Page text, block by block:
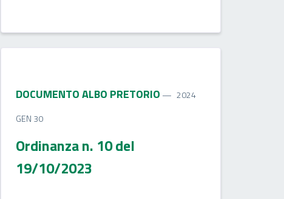
DOCUMENTO ALBO PRETORIO
2024
GEN 30
Ordinanza n. 10 del
19/10/2023